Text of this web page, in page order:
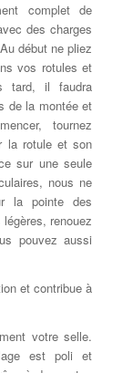
complet de
des charges
début ne pliez
vos rotules et
tard, il faudra
de la montée et
tournez
la rotule et son
sur une seule
nous ne
la pointe des
renouez
pouvez aussi
et contribue à
votre selle.
est poli et